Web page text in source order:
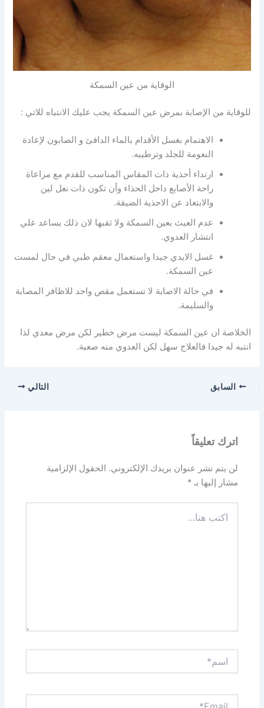
الوقاية من عين السمكة
للوقاية من الإصابة بمرض عين السمكة يجب عليك الانتباه للاتي :
الاهتمام بغسل الأقدام بالماء الدافئ و الصابون لإعادة
النعومة للجلد وترطيبه.
ارتداء أحذية ذات المقاس المناسب للقدم مع مراعاة
راحة الأصابع داخل الحذاء وأن تكون ذات نعل لين
والابتعاد عن الاحذية الضيقة.
عدم العبث بعين السمكة ولا ثقبها لان ذلك يساعد علي
انتشار العدوي.
غسل الايدي جيدا واستعمال معقم طبي في حال لمست
عين السمكة.
في حالة الاصابة لا تستعمل مقص واحد للاظافر المصابة
والسليمة.
الخلاصة ان عين السمكة ليست مرض خطير لكن مرض معدي لذا
انتبه له جيدا فالعلاج سهل لكن العدوي منه صعبة.
السابق التالي
اترك تعليقاً
لن يتم نشر عنوان بريدك الإلكتروني. الحقول الإلزامية
مشار إليها بـ*
هنا...